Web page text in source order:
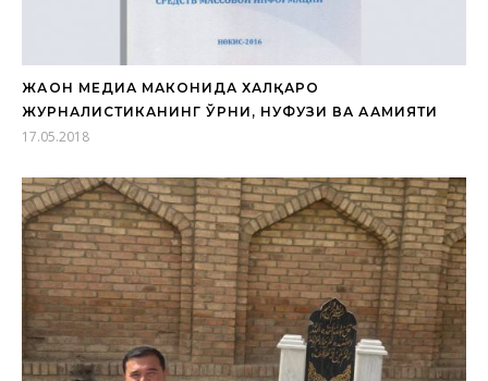
ЖАҲОН МЕДИА МАКОНИДА ХАЛҚАРО
ЖУРНАЛИСТИКАНИНГ ЎРНИ, НУФУЗИ ВА АҲАМИЯТИ
17.05.2018